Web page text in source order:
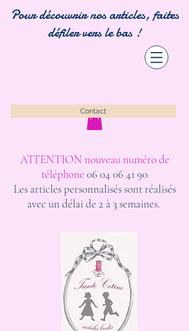
Pour découvrir nos articles, faites
défiler vers le bas !
Contact
ATTENTION nouveau numéro de
téléphone 06 04 06 41 90
Les articles personnalisés sont réalisés
avec un délai de 2 à 3 semaines.